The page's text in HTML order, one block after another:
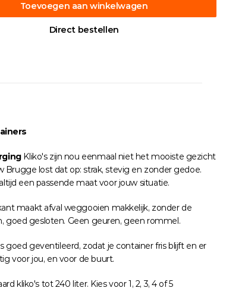
Toevoegen aan winkelwagen
Direct bestellen
Kliko's zijn nou eenmaal niet het mooiste gezicht
lost dat op: strak, stevig en zonder gedoe.
een passende maat voor jouw situatie.
maakt afval weggooien makkelijk, zonder de
goed gesloten. Geen geuren, geen rommel.
goed geventileerd, zodat je container fris blijft en er
voor jou, en voor de buurt.
kliko's tot 240 liter. Kies voor 1, 2, 3, 4 of 5